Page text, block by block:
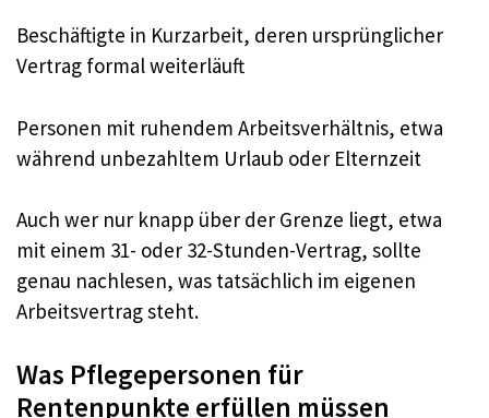
Beschäftigte in Kurzarbeit, deren ursprünglicher
Vertrag formal weiterläuft
Personen mit ruhendem Arbeitsverhältnis, etwa
während unbezahltem Urlaub oder Elternzeit
Auch wer nur knapp über der Grenze liegt, etwa
mit einem 31- oder 32-Stunden-Vertrag, sollte
genau nachlesen, was tatsächlich im eigenen
Arbeitsvertrag steht.
Was Pflegepersonen für
Rentenpunkte erfüllen müssen